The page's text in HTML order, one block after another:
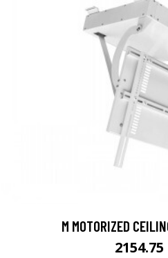
M MOTORIZED
2154.75